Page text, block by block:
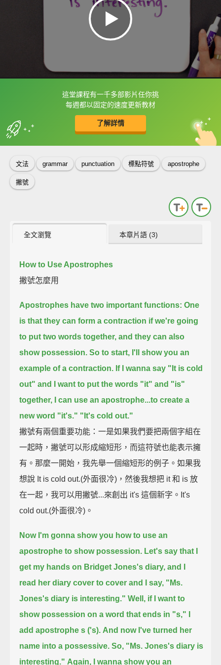
這堂課程有一千多部影片任你挑
每週都以固定的速度更新教材
了解詳情
框選或點兩下字幕可以直接查字典喔！
收錄佳句 中
英
文法 grammar punctuation 標點符號 apostrophe
撇號
全文瀏覽 本章片語 (3)
How to Use Apostrophes
撇號怎麼用
Apostrophes have two important functions: One
is that they can form a contraction if we're going
to put two words together, and they can also
show possession. So to start, I'll show you an
example of a contraction. If I wanna say "It is cold
out" and I want to put the words "it" and "is"
together,
I can use an apostrophe...to create a
new word "it's." "It's cold out."
撇號有兩個重要功能：一是如果我們要把兩個字組在
一起時，撇號可以形成縮短形，而這符號也能表示擁
有。那麼一開始，我先舉一個縮短形的例子。如果我
想說 It is cold out.(外面很冷)，然後我想把 it 和 is 放
在一起，我可以用撇號...來創出 it's 這個新字。It's
cold out.(外面很冷)。
Now I'm gonna show you how to use an
apostrophe to show possession. Let's say that I
get my hands on Bridget Jones's diary, and I
read her diary cover to cover and I say, "Ms.
Jones's diary is interesting." Well, if I want to
show possession on a word that ends in "s,"
add apostrophe s ('s). And now I've turned her
name into a possessive. So, "Ms. Jones's diary is
interesting." Again, I wanna show you an